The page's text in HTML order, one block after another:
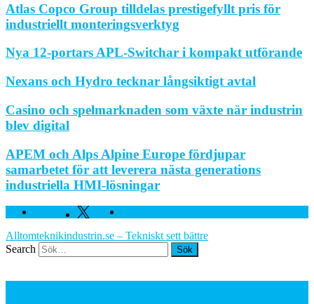
Atlas Copco Group tilldelas prestigefyllt pris för
industriellt monteringsverktyg
Nya 12-portars APL-Switchar i kompakt utförande
Nexans och Hydro tecknar långsiktigt avtal
Casino och spelmarknaden som växte när industrin
blev digital
APEM och Alps Alpine Europe fördjupar
samarbetet för att leverera nästa generations
industriella HMI-lösningar
Facebook Twitter
Alltomteknikindustrin.se – Tekniskt sett bättre
Search